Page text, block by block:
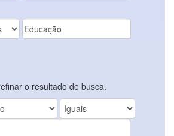
o resultado de busca.